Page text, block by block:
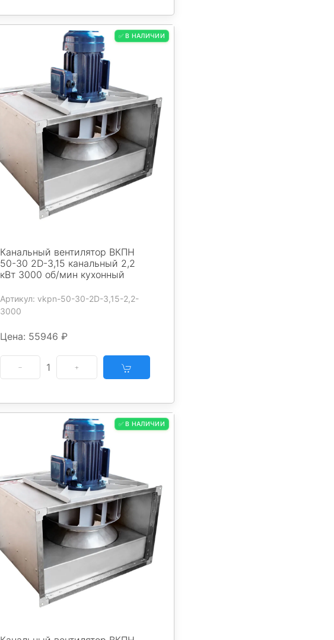
✅ В НАЛИЧИИ
Канальный вентилятор ВКПН
50-30 2D-3,15 канальный 2,2
кВт 3000 об/мин кухонный
Артикул: vkpn-50-30-2D-3,15-2,2-
3000
Цена: 55946 ₽
1
✅ В НАЛИЧИИ